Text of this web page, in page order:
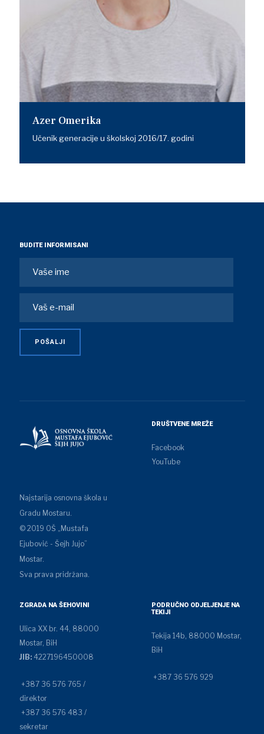
Azer Omerika
Učenik generacije u školskoj 2016/17. godini
BUDITE INFORMISANI
Najstarija osnovna škola u
Gradu Mostaru.
© 2019 OŠ „Mustafa
Ejubović - Šejh Jujo”
Mostar.
Sva prava pridržana.
DRUŠTVENE MREŽE
Facebook
YouTube
ZGRADA NA ŠEHOVINI
Ulica XX br. 44, 88000
Mostar, BiH
JIB:4227196450008
+387 36 576 765 /
direktor
+387 36 576 483 /
sekretar
PODRUČNO ODJELJENJE NA
TEKIJI
Tekija 14b, 88000 Mostar,
BiH
+387 36 576 929